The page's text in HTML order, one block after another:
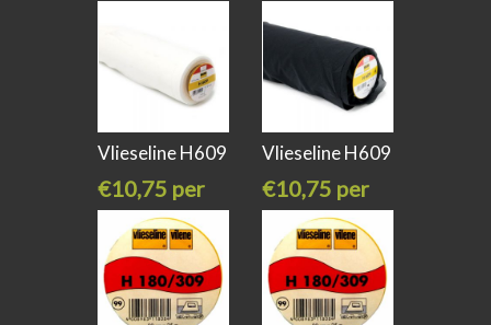
stuk
meter
Vlieseline H609
€10,75 per
meter
Vlieseline H609
€10,75 per
meter